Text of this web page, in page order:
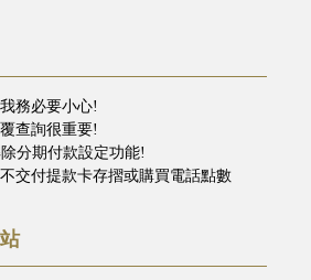
務必要小心!
查詢很重要!
分期付款設定功能!
交付提款卡存摺或購買電話點數